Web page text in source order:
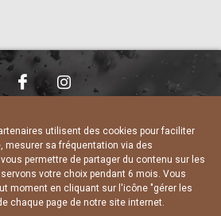
utilisent des cookies pour faciliter
mesurer sa fréquentation via des
permettre de partager du contenu sur les
votre choix pendant 6 mois. Vous
moment en cliquant sur l'icône "gérer les
chaque page de notre site internet.
DÉCLARATION DE CONFIDENTIALITÉ
D’UTILISATION DES COOKIES
PAR L’AGENCE WEB A3 WEB